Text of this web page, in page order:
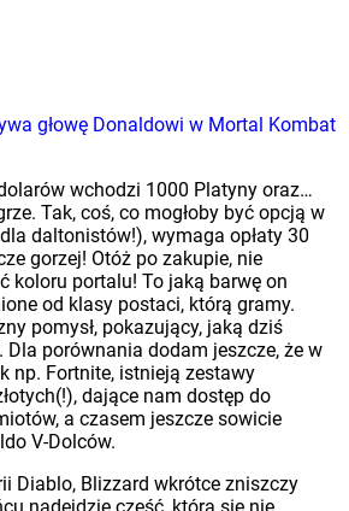
głowę Donaldowi w Mortal Kombat
wchodzi 1000 Platyny oraz…
Tak, coś, co mogłoby być opcją w
daltonistów!), wymaga opłaty 30
gorzej! Otóż po zakupie, nie
koloru portalu! To jaką barwę on
od klasy postaci, którą gramy.
pomysł, pokazujący, jaką dziś
Dla porównania dodam jeszcze, że w
np. Fortnite, istnieją zestawy
dające nam dostęp do
a czasem jeszcze sowicie
V-Dolców.
Diablo, Blizzard wkrótce zniszczy
nadejdzie część, która się nie